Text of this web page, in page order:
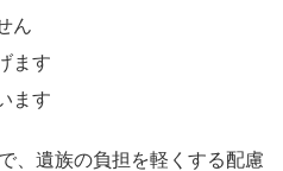
ん
ます
ます
、遺族の負担を軽くする配慮